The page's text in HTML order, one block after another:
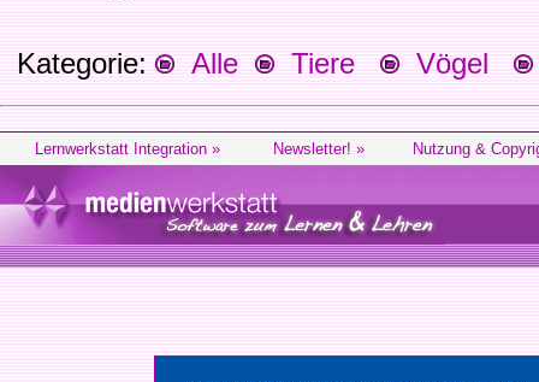
Kategorie: Alle Tiere Vögel
Lernwerkstatt Integration » Newsletter! » Nutzung &